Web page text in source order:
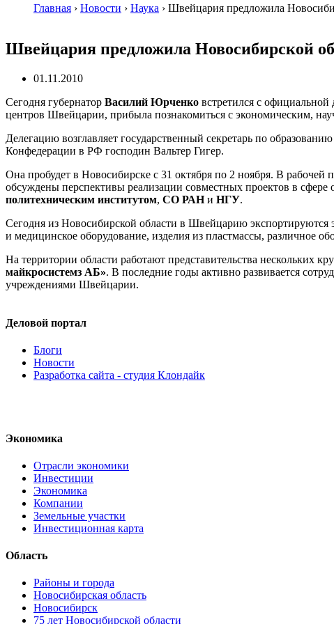
Главная › Новости › Наука › Швейцария предложила
Швейцария предложила Новосибирской
01.11.2010
Сегодня губернатор Василий Юрченко встретился с
центров Швейцарии, прибыла познакомиться с экономическим,
Делегацию возглавляет государственный секретарь по
Конфедерации в РФ господин Вальтер Гигер.
Она пробудет в Новосибирске с 31 октября по 2 ноября. В
обсуждены перспективы реализации совместных проектов в
политехническим институтом, СО РАНи НГУ.
Сегодня из Новосибирской области в Швейцарию
и медицинское оборудование, изделия из пластмассы, различное
На территории области работают представительства нескольких
майкросистемз АБ». В последние годы активно развивается
учреждениями Швейцарии.
Деловой портал
Блоги
Новости
Разработка сайта - студия Клондайк
Экономика
Отрасли экономики
Инвестиции
Экономика
Компании
Земельные участки
Инвестиционная карта
Область
Районы и города
Новосибирская область
Новосибирск
75 лет Новосибирской области